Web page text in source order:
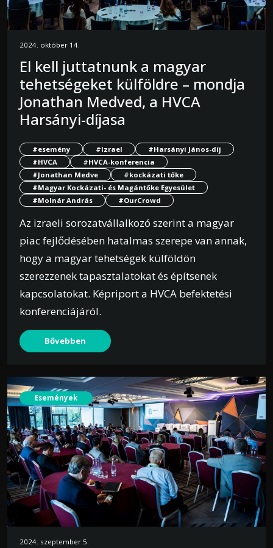
2024. október 14.
El kell juttatnunk a magyar
tehetségeket külföldre – mondja
Jonathan Medved, a HVCA
Harsányi-díjasa
#esemény #Izrael
#Harsányi János-díj
#HVCA
#HVCA-konferencia
#Jonathan Medve
#kockázati tőke
#Magyar Kockázati- és Magántőke Egyesület
#Molnár András
#OurCrowd
Az izraeli sorozatvállalkozó szerint a magyar
piac fejlődésében hatalmas szerepe van annak,
hogy a magyar tehetségek külföldön
szerezzenek tapasztalatokat és építsenek
kapcsolatokat. Képriport a HVCA befektetési
konferenciájáról.
Bővebben
Események
2024. szeptember 5.